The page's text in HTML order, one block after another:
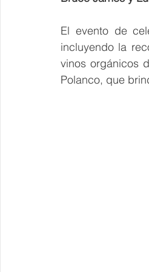
El evento de
incluyendo la
vinos orgánicos
Polanco, que